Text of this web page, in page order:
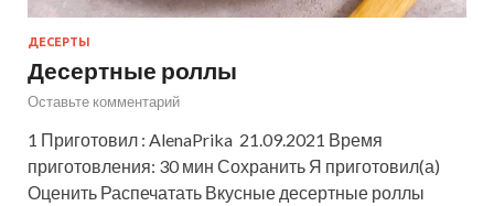
ДЕСЕРТЫ
Десертные роллы
Оставьте комментарий
1 Приготовил : AlenaPrika 21.09.2021 Время
приготовления: 30 мин Сохранить Я приготовил(а)
Оценить Распечатать Вкусные десертные роллы